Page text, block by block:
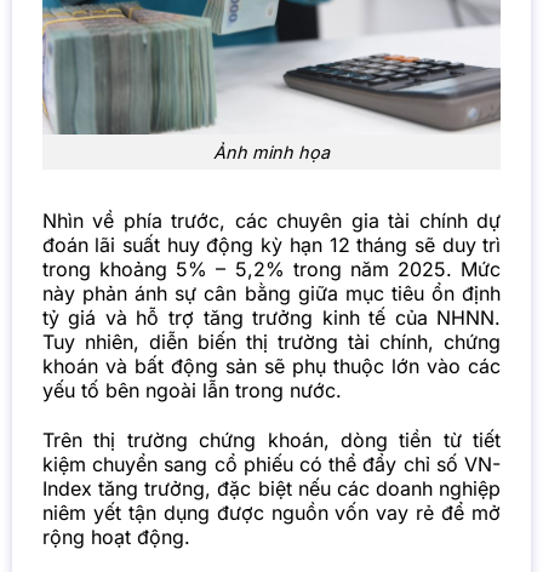
Ảnh minh họa
Nhìn về phía trước, các chuyên gia tài chính dự
đoán lãi suất huy động kỳ hạn 12 tháng sẽ duy trì
trong khoảng 5% – 5,2% trong năm 2025. Mức
này phản ánh sự cân bằng giữa mục tiêu ổn định
tỷ giá và hỗ trợ tăng trưởng kinh tế của NHNN.
Tuy nhiên, diễn biến thị trường tài chính, chứng
khoán và bất động sản sẽ phụ thuộc lớn vào các
yếu tố bên ngoài lẫn trong nước.
Trên thị trường chứng khoán, dòng tiền từ tiết
kiệm chuyển sang cổ phiếu có thể đẩy chỉ số VN-
Index tăng trưởng, đặc biệt nếu các doanh nghiệp
niêm yết tận dụng được nguồn vốn vay rẻ để mở
rộng hoạt động.